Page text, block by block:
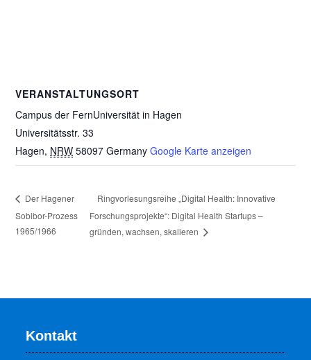
VERANSTALTUNGSORT
Campus der FernUniversität in Hagen
Universitätsstr. 33
Hagen, NRW 58097 Germany Google Karte anzeigen
Der Hagener
Sobibor-Prozess
1965/1966
Ringvorlesungsreihe „Digital Health: Innovative
Forschungsprojekte“: Digital Health Startups –
gründen, wachsen, skalieren
Kontakt